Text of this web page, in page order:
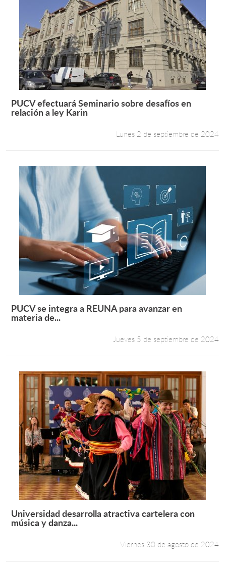
Leer más +
PUCV efectuará Seminario sobre desafíos en
relación a ley Karin
Lunes 2 de septiembre de 2024
Leer más +
PUCV se integra a REUNA para avanzar en
materia de...
Jueves 5 de septiembre de 2024
Leer más +
Universidad desarrolla atractiva cartelera con
música y danza...
Viernes 30 de agosto de 2024